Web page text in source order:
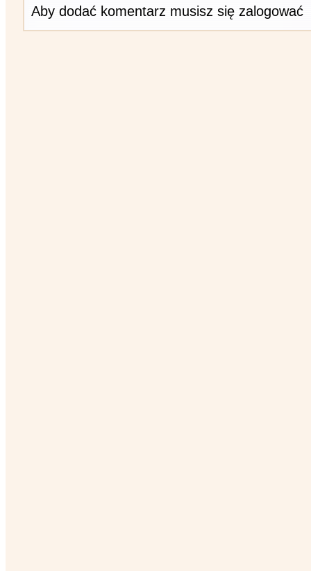
Aby dodać komentarz musisz się zalogować